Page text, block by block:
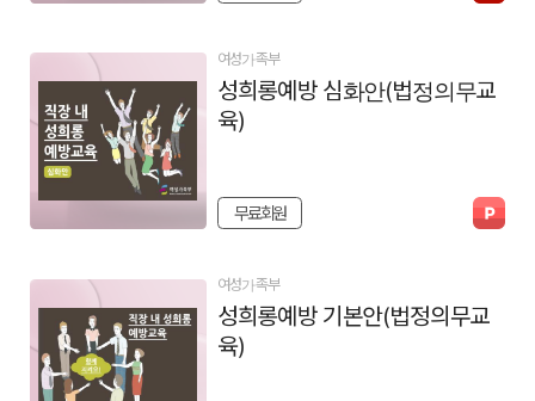
여성가족부
성희롱예방 심화안(법정의무교
육)
무료회원
여성가족부
성희롱예방 기본안(법정의무교
육)